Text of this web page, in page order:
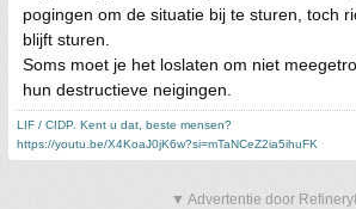
pogingen om de situatie bij te sturen, toch
blijft sturen.
Soms moet je het loslaten om niet
hun destructieve neigingen.
LIF / CIDP. Kent u dat, beste mensen?
https://youtu.be/X4KoaJ0jK6w?si=mTaNCeZ2ia5ihuFK
▼ Advertentie door